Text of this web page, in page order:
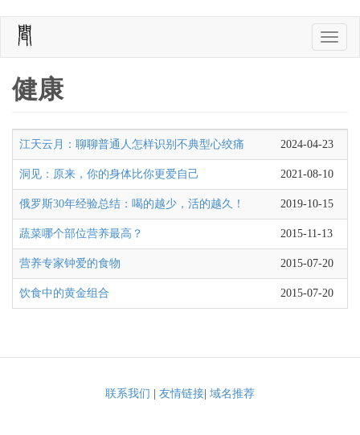
Skip
main
Toggle
健康
江天云月：聊聊普通人怎样识别不典型心绞痛 2024-04-23
洞见：原来，你的身体比你更爱自己 2021-08-10
俄罗斯30年经验总结：喝的越少，活的越久！ 2019-10-15
蔬菜哪个部位营养最高？ 2015-11-13
营养专家钟爱的食物 2015-07-20
饮食中的黄金组合 2015-07-20
联系我们 友情链接 域名推荐